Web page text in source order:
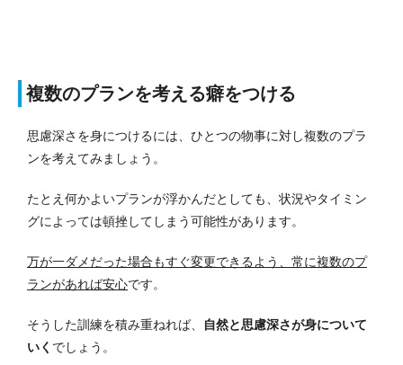
複数のプランを考える癖をつける
思慮深さを身につけるには、ひとつの物事に対し複数のプラ
ンを考えてみましょう。
たとえ何かよいプランが浮かんだとしても、状況やタイミン
グによっては頓挫してしまう可能性があります。
万が一ダメだった場合もすぐ変更できるよう、常に複数のプ
ランがあれば安心です。
そうした訓練を積み重ねれば、
自然と思慮深さが身について
いく でしょう。